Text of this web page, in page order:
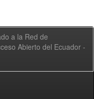
a la Red de
Abierto del Ecuador -